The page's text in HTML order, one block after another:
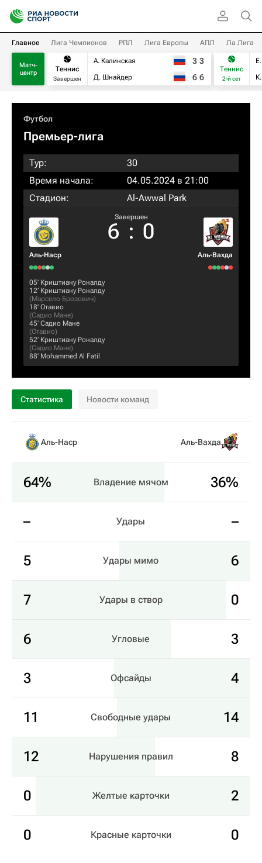
Главное Лига Чемпионов РПЛ Лига Европы АПЛ Ла Лига
Матч-
центр
Теннис
Завершен
А. Калинская
Д. Шнайдер
3 3
6 6
Теннис
2-й сет
Футбол
Премьер-лига
Тур:
30
Время начала:
04.05.2024 в 21:00
Стадион:
Al-Awwal Park
Аль-Наср
Завершен
6 : 0
Аль-Вахда
05‎’‎ Криштиану Роналду
12‎’‎ Криштиану Роналду
(Марсело Брозович)
18‎’‎ Отавио
(Садио Мане)
45‎’‎ Садио Мане
(Отавио)
52‎’‎ Криштиану Роналду
(Садио Мане)
88‎’‎ Mohammed Al Fatil
Статистика Новости команд
Аль-Наср Аль-Вахда
64% Владение мячом 36%
– Удары –
5 Удары мимо 6
7 Удары в створ 0
6 Угловые 3
3 Офсайды 4
11 Свободные удары 14
12 Нарушения правил 8
0 Желтые карточки 2
0 Красные карточки 0